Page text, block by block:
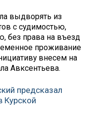
выдворять из
с судимостью,
без права на въезд
проживание
внесем на
Авксентьева.
предсказал
Курской